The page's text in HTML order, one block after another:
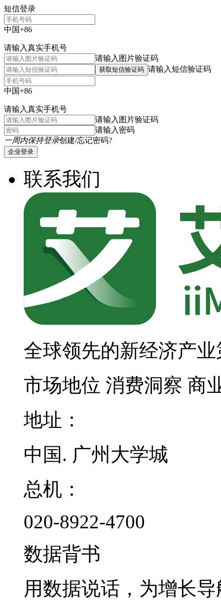
短信登录
中国+86
请输入真实手机号
请输入图片验证码
获取短信验证码 请输入短信验证码
中国+86
请输入真实手机号
请输入图片验证码
请输入密码
一周内保持登录创建/忘记密码?
企业登录
联系我们
全球领先的新经济产
市场地位 消费洞察 商
地址：
中国. 广州大学城
总机：
020-8922-4700
数据背书
用数据说话，为增长导